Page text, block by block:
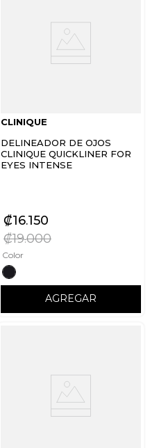
CLINIQUE
DELINEADOR DE OJOS
CLINIQUE QUICKLINER FOR
EYES INTENSE
₡19000
₡16150
Color
AGREGAR